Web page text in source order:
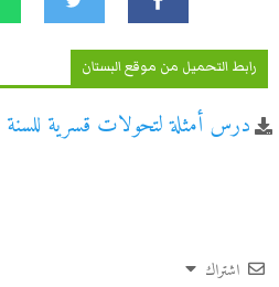
رابط التحميل من موقع البستان
درس أمثلة لتحولات قسرية للسنة
اشتراك